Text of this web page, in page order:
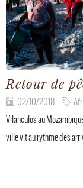
Retour de
02/10/2018
Vilanculos au
ville vit au rythme des